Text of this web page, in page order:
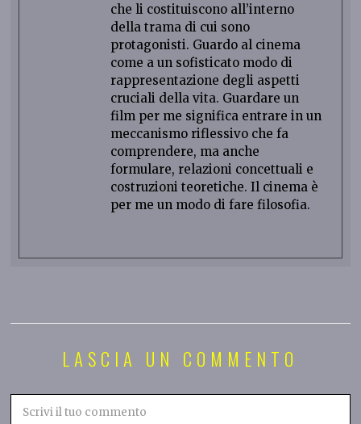
che li costituiscono all’interno
della trama di cui sono
protagonisti. Guardo al cinema
come a un sofisticato modo di
rappresentazione degli aspetti
cruciali della vita. Guardare un
film per me significa entrare in un
meccanismo riflessivo che fa
comprendere, ma anche
formulare, relazioni concettuali e
costruzioni teoretiche. Il cinema è
per me un modo di fare filosofia.
LASCIA UN COMMENTO